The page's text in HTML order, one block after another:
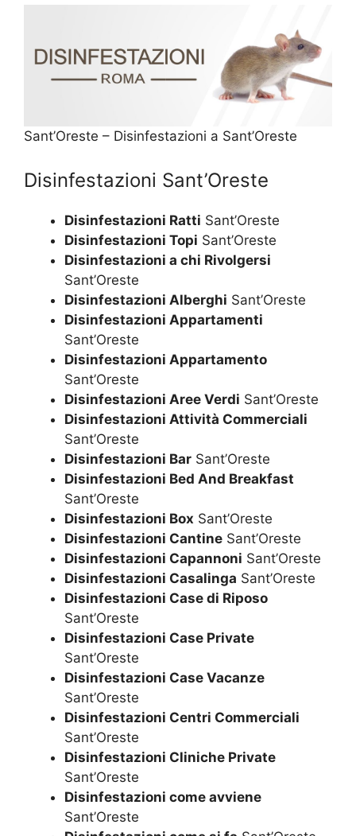
Sant’Oreste – Disinfestazioni a Sant’Oreste
Disinfestazioni Sant’Oreste
Disinfestazioni Ratti Sant’Oreste
Disinfestazioni Topi Sant’Oreste
Disinfestazioni a chi Rivolgersi
Sant’Oreste
Disinfestazioni Alberghi Sant’Oreste
Disinfestazioni Appartamenti
Sant’Oreste
Disinfestazioni Appartamento
Sant’Oreste
Disinfestazioni Aree Verdi Sant’Oreste
Disinfestazioni Attività Commerciali
Sant’Oreste
Disinfestazioni Bar Sant’Oreste
Disinfestazioni Bed And Breakfast
Sant’Oreste
Disinfestazioni Box Sant’Oreste
Disinfestazioni Cantine Sant’Oreste
Disinfestazioni Capannoni Sant’Oreste
Disinfestazioni Casalinga Sant’Oreste
Disinfestazioni Case di Riposo
Sant’Oreste
Disinfestazioni Case Private
Sant’Oreste
Disinfestazioni Case Vacanze
Sant’Oreste
Disinfestazioni Centri Commerciali
Sant’Oreste
Disinfestazioni Cliniche Private
Sant’Oreste
Disinfestazioni come avviene
Sant’Oreste